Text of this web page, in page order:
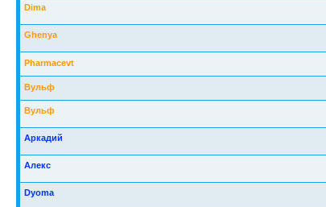
Dima
Ghenya
Pharmacevt
Вульф
Вульф
Аркадий
Алекс
Dyoma